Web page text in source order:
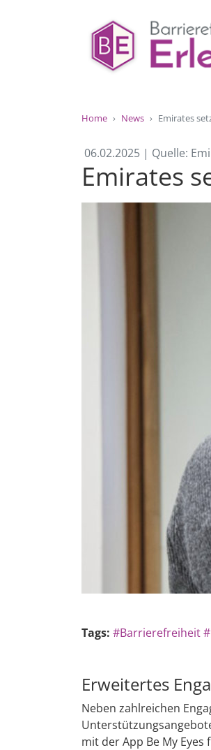
Home News Emirates
06.02.2025 | Quelle:
Emirates
Tags: #Barrierefreiheit
Erweitertes
Neben zahlreichen
mit der App Be My